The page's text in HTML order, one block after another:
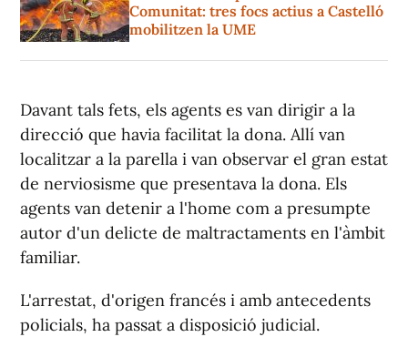
Comunitat: tres focs actius a Castelló
mobilitzen la UME
Davant tals fets, els agents es van dirigir a la
direcció que havia facilitat la dona. Allí van
localitzar a la parella i van observar el gran estat
de nerviosisme que presentava la dona. Els
agents van detenir a l'home com a presumpte
autor d'un delicte de maltractaments en l'àmbit
familiar.
L'arrestat, d'origen francés i amb antecedents
policials, ha passat a disposició judicial.